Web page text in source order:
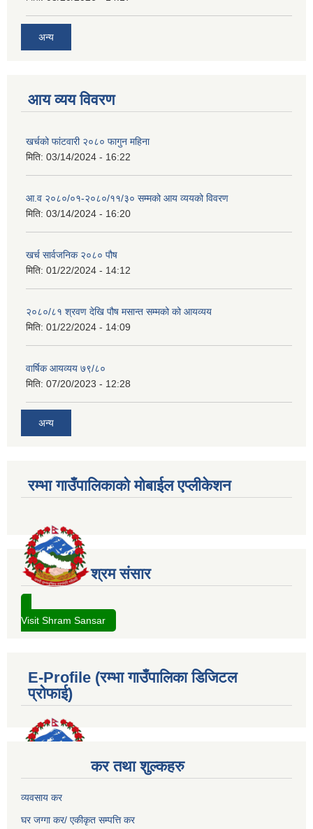
अन्य
आय व्यय विवरण
खर्चको फांटवारी २०८० फागुन महिना
मिति: 03/14/2024 - 16:22
आ.व २०८०/०१-२०८०/११/३० सम्मको आय व्ययको विवरण
मिति: 03/14/2024 - 16:20
खर्च सार्वजनिक २०८० पौष
मिति: 01/22/2024 - 14:12
२०८०/८१ श्रवण देखि पौष मसान्त सम्मको को आयव्यय
मिति: 01/22/2024 - 14:09
वार्षिक आयव्यय ७९/८०
मिति: 07/20/2023 - 12:28
अन्य
रम्भा गाउँपालिकाको मोबाईल एप्लीकेशन
श्रम संसार
Visit Shram Sansar
E-Profile (रम्भा गाउँपालिका डिजिटल
प्रोफाई)
कर तथा शुल्कहरु
व्यवसाय कर
घर जग्गा कर/ एकीकृत सम्पत्ति कर